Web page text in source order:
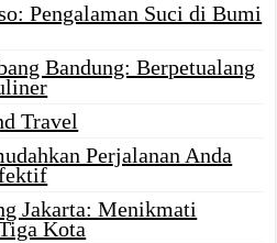
Pengalaman Suci di Bumi
Bandung: Berpetualang
Travel
Perjalanan Anda
Jakarta: Menikmati
Kota